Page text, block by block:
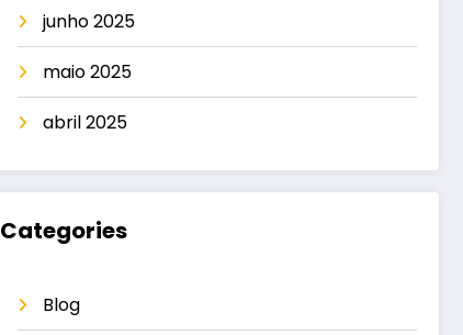
junho 2025
maio 2025
abril 2025
Categories
Blog